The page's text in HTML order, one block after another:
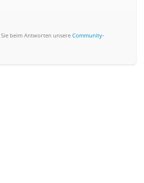
beim Antworten unsere Community-